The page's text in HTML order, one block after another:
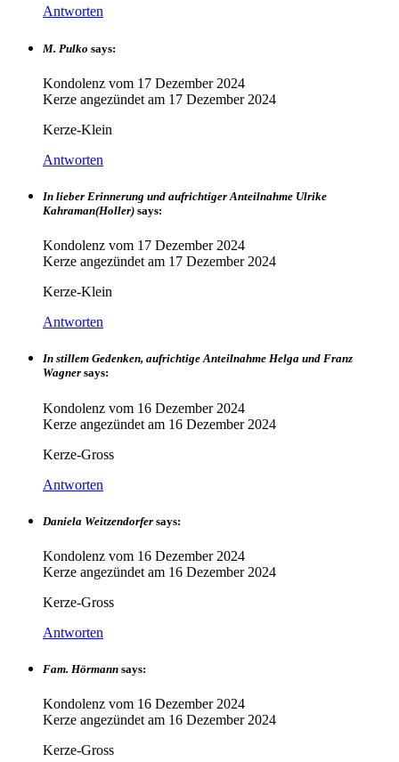
Antworten
M. Pulko says:
Kondolenz vom 17 Dezember 2024
Kerze angezündet am 17 Dezember 2024
Kerze-Klein
Antworten
In lieber Erinnerung und aufrichtiger Anteilnahme Ulrike
Kahraman(Holler) says:
Kondolenz vom 17 Dezember 2024
Kerze angezündet am 17 Dezember 2024
Kerze-Klein
Antworten
In stillem Gedenken, aufrichtige Anteilnahme Helga und Franz
Wagner says:
Kondolenz vom 16 Dezember 2024
Kerze angezündet am 16 Dezember 2024
Kerze-Gross
Antworten
Daniela Weitzendorfer says:
Kondolenz vom 16 Dezember 2024
Kerze angezündet am 16 Dezember 2024
Kerze-Gross
Antworten
Fam. Hörmann says:
Kondolenz vom 16 Dezember 2024
Kerze angezündet am 16 Dezember 2024
Kerze-Gross